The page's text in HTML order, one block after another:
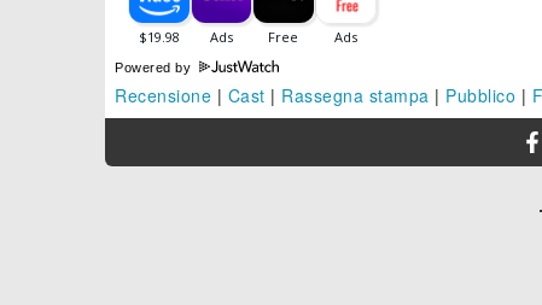
Powered by
Recensione | Cast | Rassegna stampa | Pubblico |